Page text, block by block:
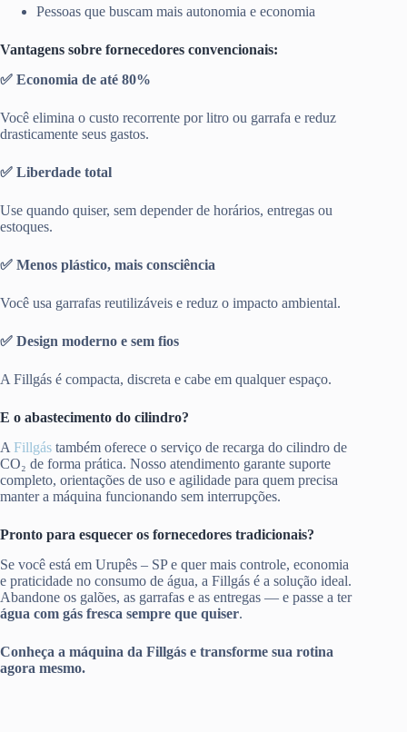
Pessoas que buscam mais autonomia e economia
Vantagens sobre fornecedores convencionais:
✅ Economia de até 80%
Você elimina o custo recorrente por litro ou garrafa e reduz
drasticamente seus gastos.
✅ Liberdade total
Use quando quiser, sem depender de horários, entregas ou
estoques.
✅ Menos plástico, mais consciência
Você usa garrafas reutilizáveis e reduz o impacto ambiental.
✅ Design moderno e sem fios
A Fillgás é compacta, discreta e cabe em qualquer espaço.
E o abastecimento do cilindro?
A Fillgás também oferece o serviço de recarga do cilindro de
CO₂ de forma prática. Nosso atendimento garante suporte
completo, orientações de uso e agilidade para quem precisa
manter a máquina funcionando sem interrupções.
Pronto para esquecer os fornecedores tradicionais?
Se você está em Urupês – SP e quer mais controle, economia
e praticidade no consumo de água, a Fillgás é a solução ideal.
Abandone os galões, as garrafas e as entregas — e passe a ter
água com gás fresca sempre que quiser.
Conheça a máquina da Fillgás e transforme sua rotina
agora mesmo.